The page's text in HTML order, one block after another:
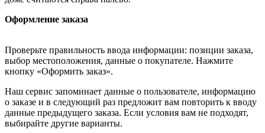
Оформление заказа
Проверьте правильность ввода информации: позиции заказа,
выбор местоположения, данные о покупателе. Нажмите
кнопку «Оформить заказ».
Наш сервис запоминает данные о пользователе, информацию
о заказе и в следующий раз предложит вам повторить к вводу
данные предыдущего заказа. Если условия вам не подходят,
выбирайте другие варианты.